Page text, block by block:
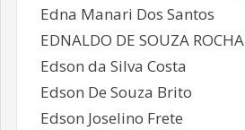
Edna Manari Dos Santos
EDNALDO DE SOUZA ROCHA
Edson da Silva Costa
Edson De Souza Brito
Edson Joselino Frete